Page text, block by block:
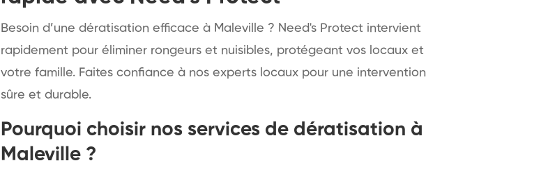
Besoin d’une dératisation efficace à Maleville ? Need's Protect intervient
rapidement pour éliminer rongeurs et nuisibles, protégeant vos locaux et
votre famille. Faites confiance à nos experts locaux pour une intervention
sûre et durable.
Pourquoi choisir nos services de dératisation à
Maleville ?